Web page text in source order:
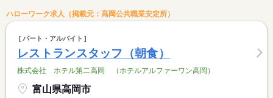
ハローワーク求人（掲載元：高岡公共職業安定所）
パート・アルバイト
レストランスタッフ（朝食）
株式会社 ホテル第二高岡 （ホテルアルファーワン高岡）
富山県高岡市